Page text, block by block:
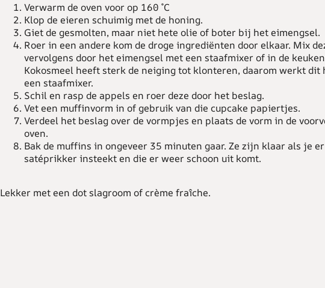
Verwarm de oven voor op 160 ˚C
Klop de eieren schuimig met de honing.
Giet de gesmolten, maar niet hete olie of boter bij het eimengsel.
Roer in een andere kom de droge ingrediënten door elkaar. Mix
vervolgens door het eimengsel met een staafmixer of in de
Kokosmeel heeft sterk de neiging tot klonteren, daarom werkt dit
een staafmixer.
Schil en rasp de appels en roer deze door het beslag.
Vet een muffinvorm in of gebruik van die cupcake papiertjes.
Verdeel het beslag over de vormpjes en plaats de vorm in de
oven.
Bak de muffins in ongeveer 35 minuten gaar. Ze zijn klaar als je
satéprikker insteekt en die er weer schoon uit komt.
Lekker met een dot slagroom of crème fraîche.